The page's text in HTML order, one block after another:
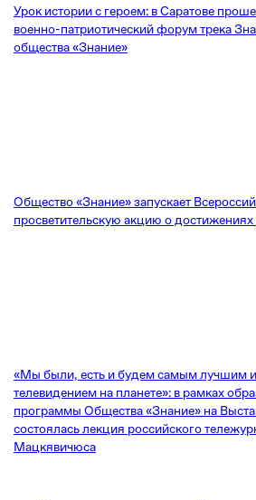
Урок истории с героем: в Саратове
военно-патриотический форум трека
общества «Знание»
Общество «Знание» запускает
просветительскую акцию о достижениях
«Мы были, есть и будем самым лучшим
телевидением на планете»: в рамках
программы Общества «Знание» на
состоялась лекция российского
Мацкявичюса